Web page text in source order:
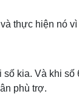
thực hiện nó
kia. Và khi
phù trợ.